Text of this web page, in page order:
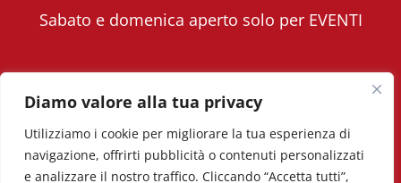
Diamo valore alla tua privacy
Utilizziamo i cookie per migliorare la tua esperienza di
navigazione, offrirti pubblicità o contenuti personalizzati
e analizzare il nostro traffico. Cliccando “Accetta tutti”,
Sabato e domenica aperto solo per EVENTI
Copyright © Volavoilà ASD - PIVA 12398571005 -
Tutti i diritti riservati.Marketing per aziende|